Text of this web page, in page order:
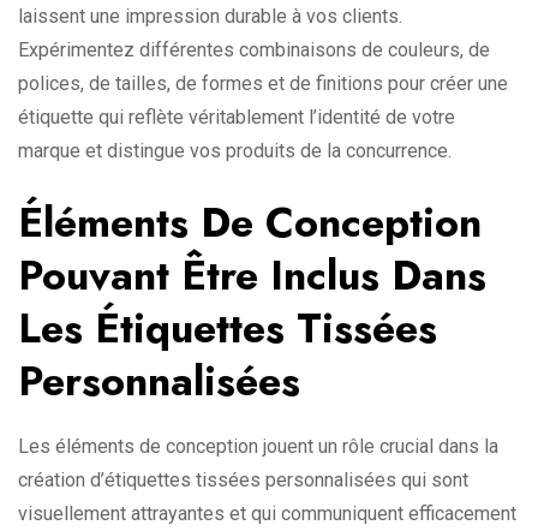
laissent une impression durable à vos clients.
Expérimentez différentes combinaisons de couleurs, de
polices, de tailles, de formes et de finitions pour créer une
étiquette qui reflète véritablement l’identité de votre
marque et distingue vos produits de la concurrence.
Éléments De Conception
Pouvant Être Inclus Dans
Les Étiquettes Tissées
Personnalisées
Les éléments de conception jouent un rôle crucial dans la
création d’étiquettes tissées personnalisées qui sont
visuellement attrayantes et qui communiquent efficacement